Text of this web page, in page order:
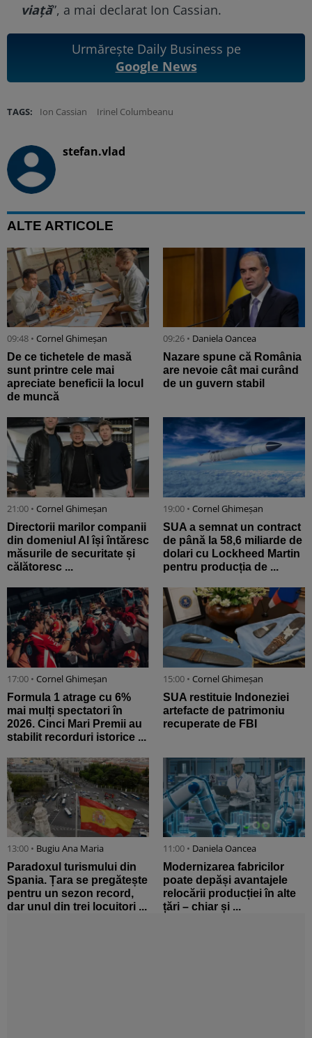
viață”, a mai declarat Ion Cassian.
Urmărește Daily Business pe
Google News
TAGS: Ion Cassian Irinel Columbeanu
stefan.vlad
ALTE ARTICOLE
09:48 • Cornel Ghimeșan
De ce tichetele de masă
sunt printre cele mai
apreciate beneficii la locul
de muncă
09:26 • Daniela Oancea
Nazare spune că România
are nevoie cât mai curând
de un guvern stabil
21:00 • Cornel Ghimeșan
Directorii marilor companii
din domeniul AI își întăresc
măsurile de securitate și
călătoresc ...
19:00 • Cornel Ghimeșan
SUA a semnat un contract
de până la 58,6 miliarde de
dolari cu Lockheed Martin
pentru producția de ...
17:00 • Cornel Ghimeșan
Formula 1 atrage cu 6%
mai mulți spectatori în
2026. Cinci Mari Premii au
stabilit recorduri istorice ...
15:00 • Cornel Ghimeșan
SUA restituie Indoneziei
artefacte de patrimoniu
recuperate de FBI
13:00 • Bugiu ⁠Ana Maria
Paradoxul turismului din
Spania. Țara se pregătește
pentru un sezon record,
dar unul din trei locuitori ...
11:00 • Daniela Oancea
Modernizarea fabricilor
poate depăși avantajele
relocării producției în alte
țări – chiar și ...